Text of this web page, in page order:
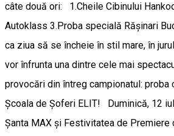
câte două ori: 1.​Cheile Cibinului
Autoklass 3.Proba specială Rășinari
ca ziua să se încheie în stil mare, în
vor înfrunta una dintre cele mai
provocări din întreg campionatul: proba
Școala de Șoferi ELIT! ​Duminică, 12
Șanta MAX și Festivitatea de Premiere